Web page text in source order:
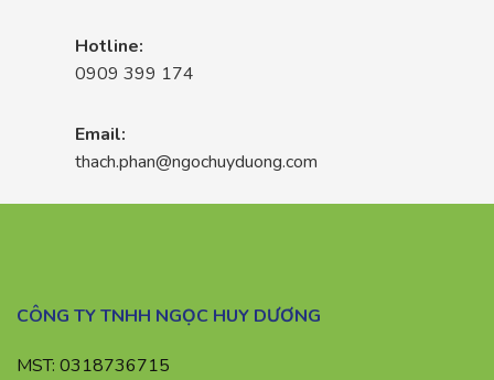
Hotline:
0909 399 174
Email:
thach.phan@ngochuyduong.com
CÔNG TY TNHH NGỌC HUY DƯƠNG
MST: 0318736715